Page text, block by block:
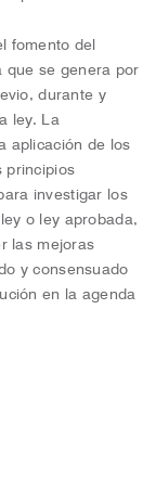
fomento del
que se genera por
durante y
ley. La
aplicación de los
principios
investigar los
o ley aprobada,
las mejoras
y consensuado
en la agenda